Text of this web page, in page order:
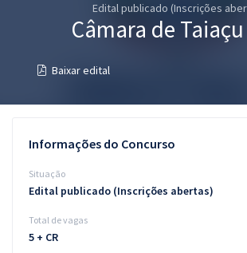
Conteúdo gratuito
Edital publicado (Inscrições
Câmara de Taiaçu
Baixar edital
Informações do Concurso
Situação
Edital publicado (Inscrições abertas)
Total de vagas
5 + CR